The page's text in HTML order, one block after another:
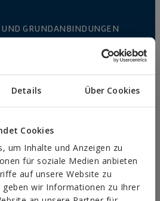
Details Über Cookies
Cookies
um Inhalte und Anzeigen zu
für soziale Medien anbieten
auf unsere Website zu
geben wir Informationen zu Ihrer
GRUNDANBINDUNGEN
UND BEFESTIGUNGEN FÜR